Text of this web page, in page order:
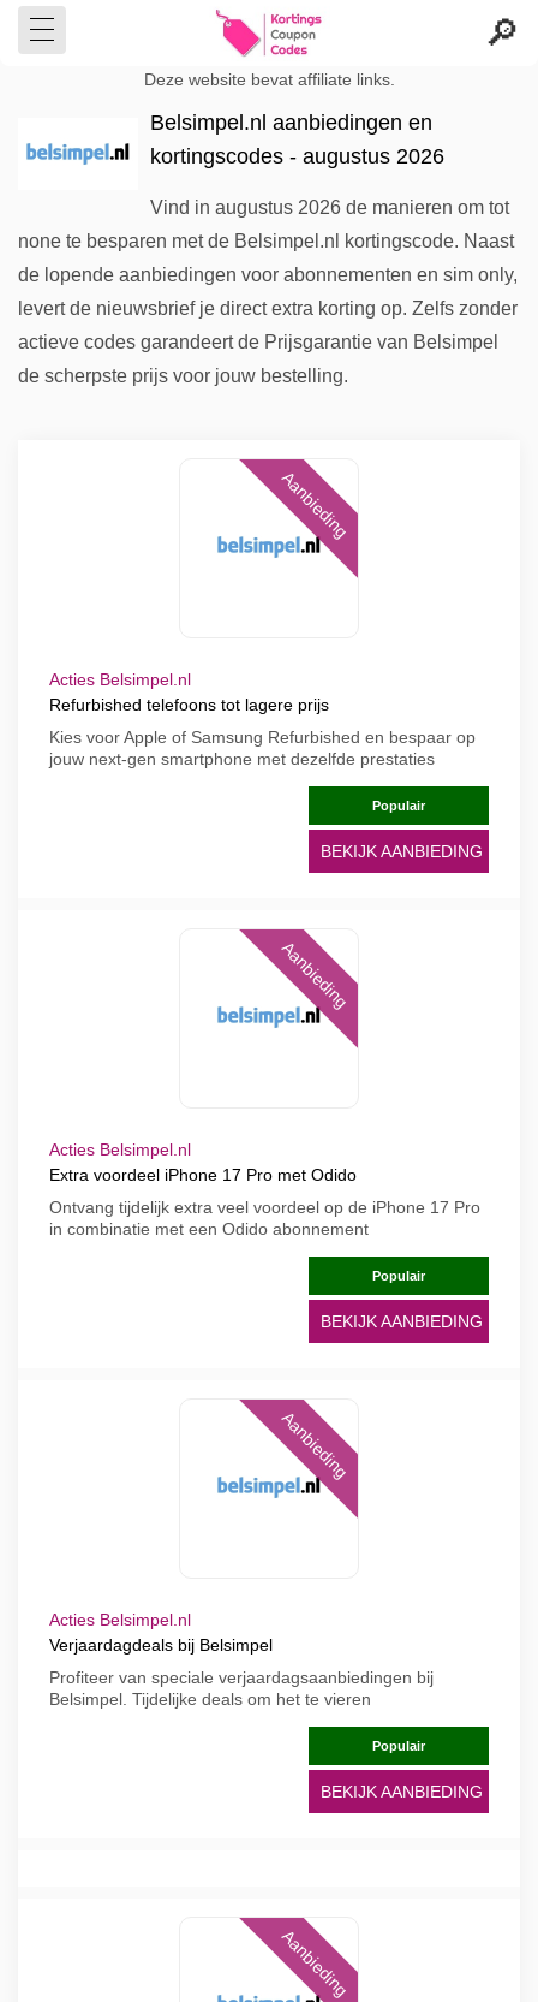
Deze website bevat affiliate links.
Belsimpel.nl aanbiedingen en
kortingscodes - augustus 2026
Vind in augustus 2026 de manieren om tot
none te besparen met de Belsimpel.nl kortingscode. Naast
de lopende aanbiedingen voor abonnementen en sim only,
levert de nieuwsbrief je direct extra korting op. Zelfs zonder
actieve codes garandeert de Prijsgarantie van Belsimpel
de scherpste prijs voor jouw bestelling.
Aanbieding
Acties Belsimpel.nl
Refurbished telefoons tot lagere prijs
Kies voor Apple of Samsung Refurbished en bespaar op
jouw next-gen smartphone met dezelfde prestaties
Populair
BEKIJK AANBIEDING
Aanbieding
Acties Belsimpel.nl
Extra voordeel iPhone 17 Pro met Odido
Ontvang tijdelijk extra veel voordeel op de iPhone 17 Pro
in combinatie met een Odido abonnement
Populair
BEKIJK AANBIEDING
Aanbieding
Acties Belsimpel.nl
Verjaardagdeals bij Belsimpel
Profiteer van speciale verjaardagsaanbiedingen bij
Belsimpel. Tijdelijke deals om het te vieren
Populair
BEKIJK AANBIEDING
Aanbieding